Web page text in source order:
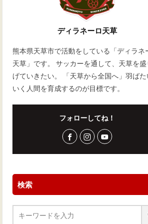
ディラネーロ天草
熊本県天草市で活動をしている「ディラネ
天草」です。 サッカーを通して、天草を盛
げていきたい。 「天草から全国へ」羽ばた
いく人間を育成するのが目標です。
フォローしてね！
検索